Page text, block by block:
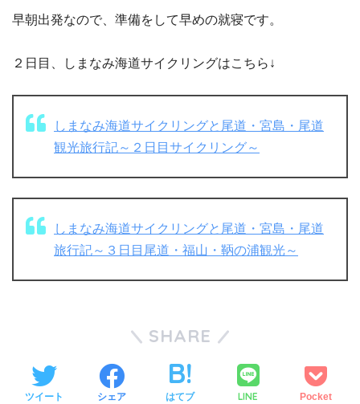
早朝出発なので、準備をして早めの就寝です。
２日目、しまなみ海道サイクリングはこちら↓
しまなみ海道サイクリングと尾道・宮島・尾道
観光旅行記～２日目サイクリング～
しまなみ海道サイクリングと尾道・宮島・尾道
旅行記～３日目尾道・福山・鞆の浦観光～
SHARE
ツイート シェア はてブ LINE Pocket